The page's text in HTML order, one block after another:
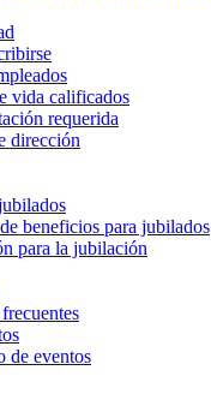
vida calificados
requerida
dirección
beneficios para jubilados
para la jubilación
de eventos